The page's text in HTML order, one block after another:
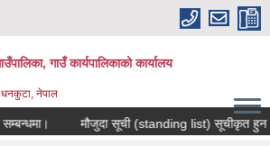
गाउँ कार्यपालिकाको कार्यालय
नेपाल
मौजुदा सूची (standing list) सूचीकृत हुन